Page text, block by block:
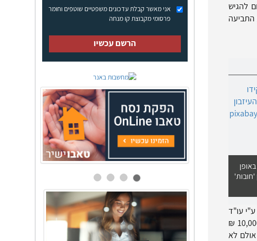
להגיש
התביעה
'חובות'
עו"ד
אחר לתשלום שכר טרחה. במסגרת הסכם בין השתיים, התחייבה התובעת לשלם לעורכת הדין סך של 10,000 ₪
לא
אני מאשר קבלת עדכונים משפטיים שוטפים וחומר
פרסומי מקבוצת קו מנחה
הרשם עכשיו